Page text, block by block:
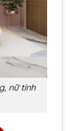
nữ tính